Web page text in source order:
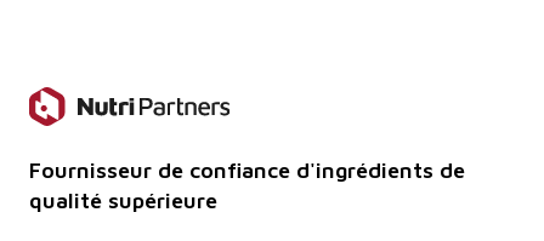
Fournisseur de confiance d'ingrédients de
qualité supérieure